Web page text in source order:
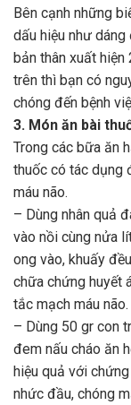
Bên cạnh những
dấu hiệu như
bản thân xuất
trên thì bạn có
chóng đến bệnh
3. Món ăn bài
Trong các bữa ăn
thuốc có tác dụng
máu não.
– Dùng nhân quả
vào nồi cùng nửa
ong vào, khuấy
chữa chứng huyết
tắc mạch máu não.
– Dùng 50 gr con
đem nấu cháo ăn
hiệu quả với
nhức đầu, chóng